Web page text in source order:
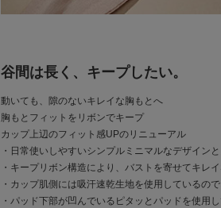
谷間は長く、キープしたい。
動いても、隙のないキレイな胸もとへ
胸もとフィットをリボンでキープ
カップ上辺のフィット感UPのリニューアル
・日常使いしやすいシンプルミニマルなデザイン
・キープリボン構造により、バストを寄せてキレイ
・カップ肌側には吸汗速乾生地を使用しているので
・パッド下部が凹んでいるピタッとパッドを使用